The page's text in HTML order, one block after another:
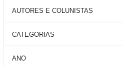
AUTORES E COLUNISTAS
CATEGORIAS
ANO